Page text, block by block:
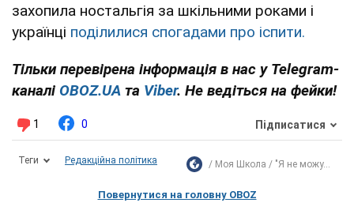
захопила ностальгія за шкільними роками і
українці поділилися спогадами про іспити.
Тільки перевірена інформація в нас у Telegram-
каналі OBOZ.UA та Viber. Не ведіться на фейки!
1 0 Підписатися
Теги Редакційна політика Моя Школа "Я не можу...
Повернутися на головну OBOZ